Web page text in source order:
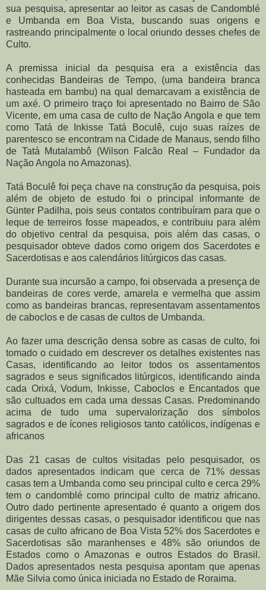
sua pesquisa, apresentar ao leitor as casas de Candomblé
e Umbanda em Boa Vista, buscando suas origens e
rastreando principalmente o local oriundo desses chefes de
Culto.
A premissa inicial da pesquisa era a existência das
conhecidas Bandeiras de Tempo, (uma bandeira branca
hasteada em bambu) na qual demarcavam a existência de
um axé. O primeiro traço foi apresentado no Bairro de São
Vicente, em uma casa de culto de Nação Angola e que tem
como Tatá de Inkisse Tatá Boculê, cujo suas raízes de
parentesco se encontram na Cidade de Manaus, sendo filho
de Tatá Mutalambô (Wilson Falcão Real – Fundador da
Nação Angola no Amazonas).
Tatá Boculê foi peça chave na construção da pesquisa, pois
além de objeto de estudo foi o principal informante de
Günter Padilha, pois seus contatos contribuíram para que o
leque de terreiros fosse mapeados, e contribuiu para além
do objetivo central da pesquisa, pois além das casas, o
pesquisador obteve dados como origem dos Sacerdotes e
Sacerdotisas e aos calendários litúrgicos das casas.
Durante sua incursão a campo, foi observada a presença de
bandeiras de cores verde, amarela e vermelha que assim
como as bandeiras brancas, representavam assentamentos
de caboclos e de casas de cultos de Umbanda.
Ao fazer uma descrição densa sobre as casas de culto, foi
tomado o cuidado em descrever os detalhes existentes nas
Casas, identificando ao leitor todos os assentamentos
sagrados e seus significados litúrgicos, identificando ainda
cada Orixá, Vodum, Inkisse, Caboclos e Encantados que
são cultuados em cada uma dessas Casas. Predominando
acima de tudo uma supervalorização dos símbolos
sagrados e de ícones religiosos tanto católicos, indígenas e
africanos
Das 21 casas de cultos visitadas pelo pesquisador, os
dados apresentados indicam que cerca de 71% dessas
casas tem a Umbanda como seu principal culto e cerca 29%
tem o candomblé como principal culto de matriz africano.
Outro dado pertinente apresentado é quanto a origem dos
dirigentes dessas casas, o pesquisador identificou que nas
casas de culto africano de Boa Vista 52% dos Sacerdotes e
Sacerdotisas são maranhenses e 48% são oriundos de
Estados como o Amazonas e outros Estados do Brasil.
Dados apresentados nesta pesquisa apontam que apenas
Mãe Silvia como única iniciada no Estado de Roraima.